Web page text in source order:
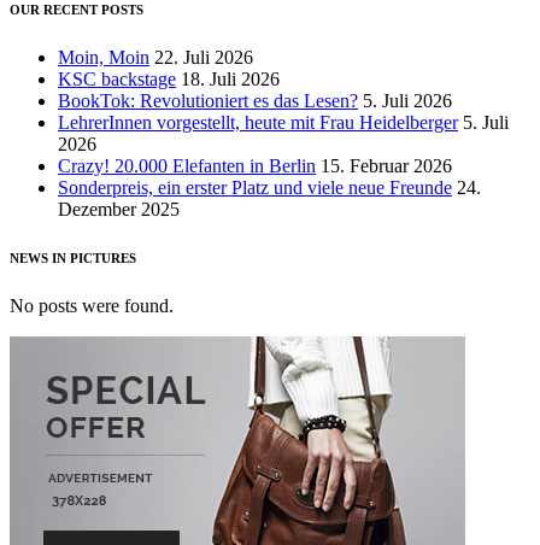
OUR RECENT POSTS
Moin, Moin 22. Juli 2026
KSC backstage 18. Juli 2026
BookTok: Revolutioniert es das Lesen? 5. Juli 2026
LehrerInnen vorgestellt, heute mit Frau Heidelberger 5. Juli
2026
Crazy! 20.000 Elefanten in Berlin 15. Februar 2026
Sonderpreis, ein erster Platz und viele neue Freunde 24.
Dezember 2025
NEWS IN PICTURES
No posts were found.